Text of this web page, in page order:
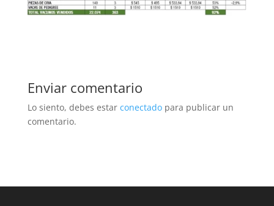
Enviar comentario
Lo siento, debes estar conectadopara publicar un
comentario.